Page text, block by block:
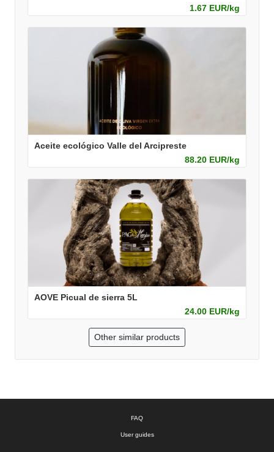
1.67 EUR/kg
Aceite ecológico Valle del Arcipreste
88.20 EUR/kg
AOVE Picual de sierra 5L
24.00 EUR/kg
Other similar products
FAQ
User guides